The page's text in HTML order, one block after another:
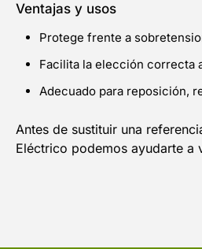
Ventajas y usos
Protege frente a
Facilita la elección correcta
Adecuado para reposición,
Antes de sustituir una
Eléctrico podemos ayudarte a